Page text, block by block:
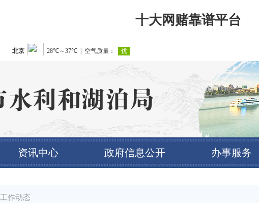
十大网赌靠谱平台
资讯中心 政府信息公开 办事服务
工作动态